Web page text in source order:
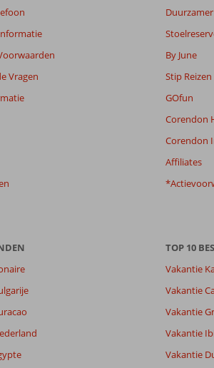
Vragen
By June
Stip Reizen
GOfun
Corendon
Corendon
Affiliates
TOP 10
Vakantie
Vakantie
Vakantie
Vakantie
Vakantie